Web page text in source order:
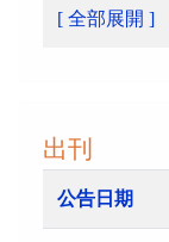
[ 全部展開 ]
出刊
公告日期